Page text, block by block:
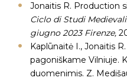
Jonaitis R. Production
Ciclo di Studi
giugno 2023 Firenze,
Kaplūnaitė I., Jonaitis
pagoniškame Vilniuje.
duomenimis. Z.